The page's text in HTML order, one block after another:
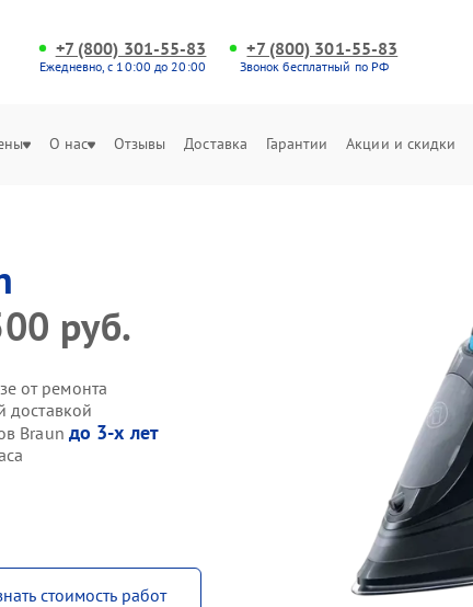
+7 (800) 301-55-83
Ежедневно, с 10:00 до 20:00
+7 (800) 301-55-83
Звонок бесплатный по РФ
О нас Отзывы Доставка Гарантии Акции и скидки
руб.
от ремонта
доставкой
Braun до 3-х лет
стоимость работ